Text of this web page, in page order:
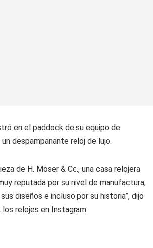
en el paddock de su equipo de
despampanante reloj de lujo.
de H. Moser & Co., una casa relojera
reputada por su nivel de manufactura,
diseños e incluso por su historia”, dijo
relojes en Instagram.